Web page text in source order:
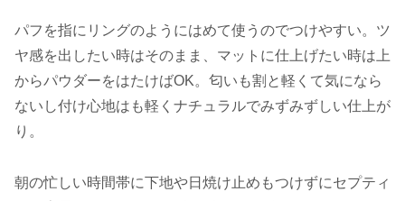
パフを指にリングのようにはめて使うのでつけやすい。ツ
ヤ感を出したい時はそのまま、マットに仕上げたい時は上
からパウダーをはたけばOK。匂いも割と軽くて気になら
ないし付け心地はも軽くナチュラルでみずみずしい仕上が
り。
朝の忙しい時間帯に下地や日焼け止めもつけずにセプティ